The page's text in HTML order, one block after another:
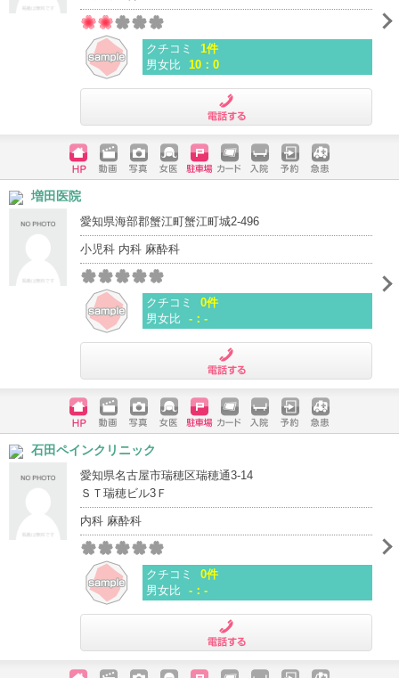
クチコミ
1件
男女比
10：0
ホームペ
ージ
動画 写真 女医 駐車場
クレジッ
入院 予約 急患
増田医院
愛知県海部郡蟹江町蟹江町城2-496
小児科 内科 麻酔科
クチコミ
0件
男女比 -：-
ホームペ
ージ
動画 写真 女医 駐車場
クレジッ
入院 予約 急患
石田ペインクリニック
愛知県名古屋市瑞穂区瑞穂通3-14
ＳＴ瑞穂ビル3Ｆ
内科 麻酔科
クチコミ
0件
男女比 -：-